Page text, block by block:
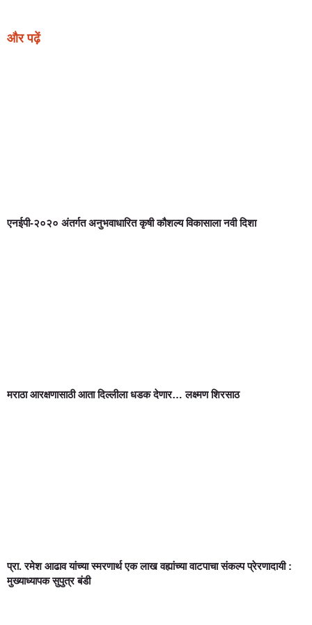
और पढ़ें
एनईपी-२०२० अंतर्गत अनुभवाधारित कृषी कौशल्य विकासाला नवी दिशा
मराठा आरक्षणासाठी आता दिल्लीला धडक देणार… लक्ष्मण शिरसाठ
प्रा. रमेश आढाव यांच्या स्मरणार्थ एक लाख वह्यांच्या वाटपाचा संकल्प प्रेरणादायी :
मुख्याध्यापक सुपुत्र बंडी